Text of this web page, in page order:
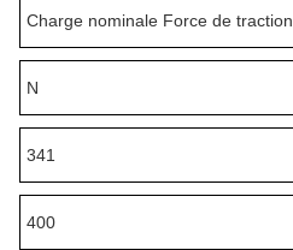
Charge nominale Force de traction
N
341
400